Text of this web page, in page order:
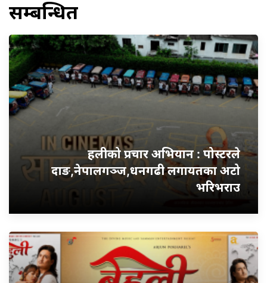
सम्बन्धित
हलीको प्रचार अभियान : पोस्टरले
दाङ,नेपालगञ्ज,धनगढी लगायतका अटो
भरिभराउ